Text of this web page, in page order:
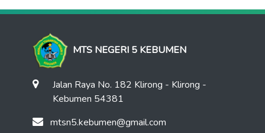
MTS NEGERI 5 KEBUMEN
Jalan Raya No. 182 Klirong - Klirong -
Kebumen 54381
mtsn5.kebumen@gmail.com